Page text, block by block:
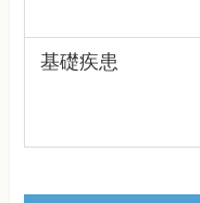
基礎疾患